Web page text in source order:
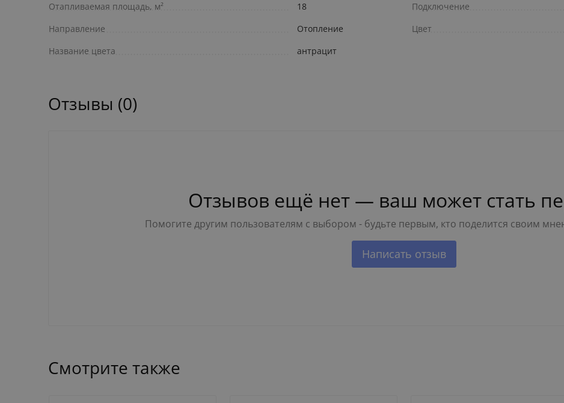
Отапливаемая площадь, м²
18
Направление
Отопление
Название цвета
антрацит
Подключение
Цвет
Отзывы (0)
Отзывов ещё нет — ваш может стать
Помогите другим пользователям с выбором - будьте первым, кто поделится своим
Написать отзыв
Смотрите также